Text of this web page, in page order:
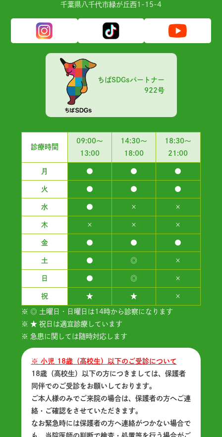
千葉県⼋千代市緑が丘⻄1-15-4
ちばSDGsパートナー
922号
診療時間
09:00～
13:00
14:30～
18:00
18:30～
21:00
月 ● ● ●
火 ● ● ●
水 ● × ×
木 × × ×
金 ● ● ●
土 ● ◎ ×
日 ● ◎ ×
祝 ★ ★ ×
※ ◎ 土曜日・日曜日は14時から診察になります
※ ★ 祝日は適宜診療しています
※ 急患に関しては随時対応します
※ 小児 18歳（高校生）以下のご受診について
18歳（高校生）以下の方につきましては、保護者
同伴でのご受診をお願いしております。
ご本人様のみでご来院の場合は、保護者の方へご連
絡・ご確認をさせていただきます。
なお緊急時には保護者の方へ連絡がつかない場合で
も、当院医師の判断で検査・処置等を行う場合がご